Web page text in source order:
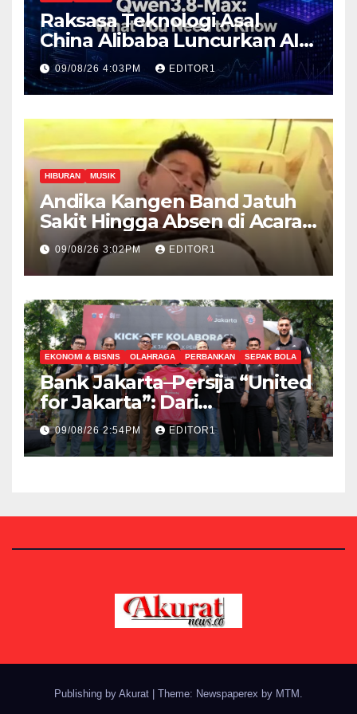
Raksasa Teknologi Asal
China Alibaba Luncurkan AI
Paling Canggih Qwen3.-Max
09/08/26 4:03PM EDITOR1
HIBURAN MUSIK
Andika Kangen Band Jatuh
Sakit Hingga Absen di Acara
The Sounds Project day 2
09/08/26 3:02PM EDITOR1
EKONOMI & BISNIS OLAHRAGA PERBANKAN SEPAK BOLA
Bank Jakarta–Persija “United
for Jakarta”: Dari
Sponsorship Menuju
Strategic Partnership
09/08/26 2:54PM EDITOR1
Publishing by Akurat Theme: Newspaperex by MTM